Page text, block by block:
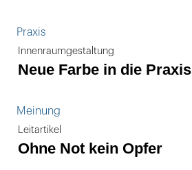
Praxis
Innenraumgestaltung
Neue Farbe in die Praxis
Meinung
Leitartikel
Ohne Not kein Opfer